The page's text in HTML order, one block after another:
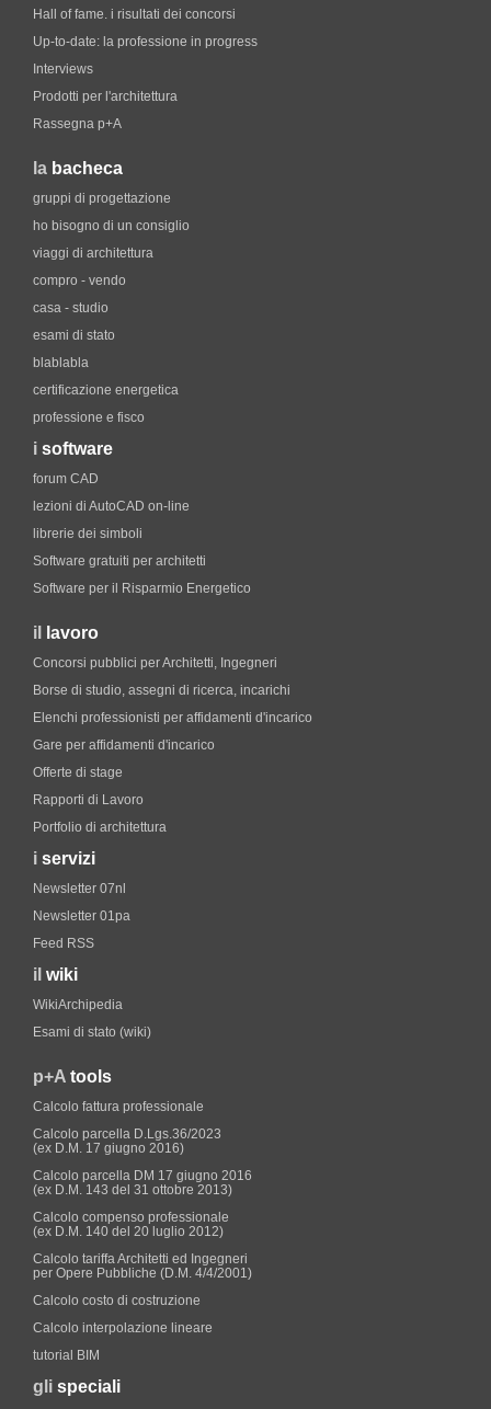
Hall of fame. i risultati dei concorsi
Up-to-date: la professione in progress
Interviews
Prodotti per l'architettura
Rassegna p+A
la bacheca
gruppi di progettazione
ho bisogno di un consiglio
viaggi di architettura
compro - vendo
casa - studio
esami di stato
blablabla
certificazione energetica
professione e fisco
i software
forum CAD
lezioni di AutoCAD on-line
librerie dei simboli
Software gratuiti per architetti
Software per il Risparmio Energetico
il lavoro
Concorsi pubblici per Architetti, Ingegneri
Borse di studio, assegni di ricerca, incarichi
Elenchi professionisti per affidamenti d'incarico
Gare per affidamenti d'incarico
Offerte di stage
Rapporti di Lavoro
Portfolio di architettura
i servizi
Newsletter 07nl
Newsletter 01pa
Feed RSS
il wiki
WikiArchipedia
Esami di stato (wiki)
p+A tools
Calcolo fattura professionale
Calcolo parcella D.Lgs.36/2023
(ex D.M. 17 giugno 2016)
Calcolo parcella DM 17 giugno 2016
(ex D.M. 143 del 31 ottobre 2013)
Calcolo compenso professionale
(ex D.M. 140 del 20 luglio 2012)
Calcolo tariffa Architetti ed Ingegneri
per Opere Pubbliche (D.M. 4/4/2001)
Calcolo costo di costruzione
Calcolo interpolazione lineare
tutorial BIM
gli speciali